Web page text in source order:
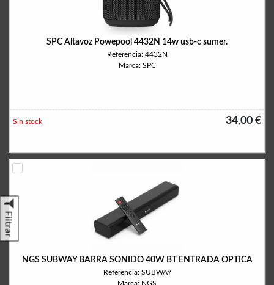
Filtrar
SPC Altavoz Powepool 4432N 14w usb-c sumer.
Referencia: 4432N
Marca: SPC
34,00 €
Sin stock
NGS SUBWAY BARRA SONIDO 40W BT ENTRADA OPTICA
Referencia: SUBWAY
Marca: NGS